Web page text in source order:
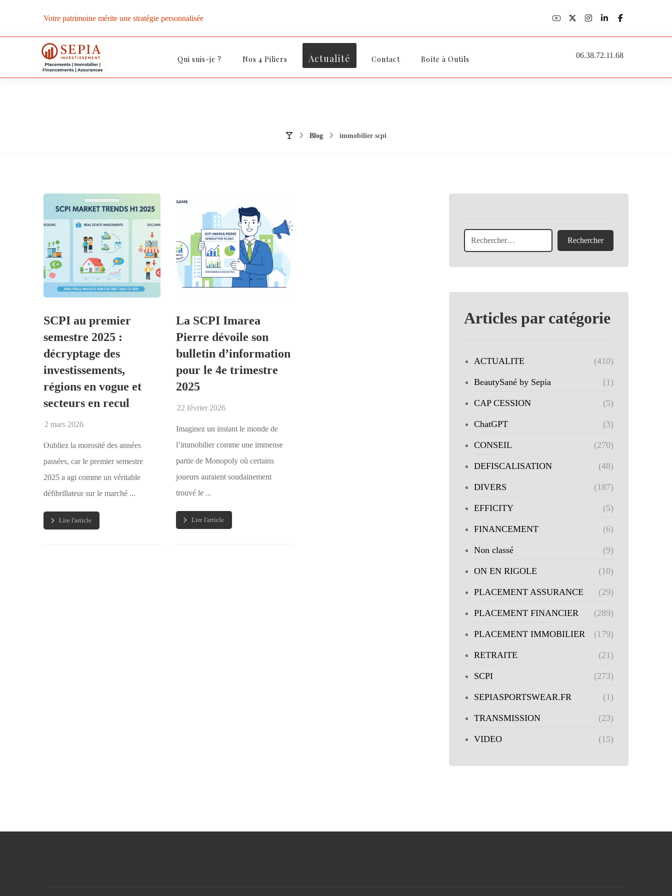
Votre patrimoine mérite une stratégie personnalisée
Qui suis-je ? Nos 4 Piliers Actualité Contact Boîte à Outils 06.38.72.11.68
Blog immobilier scpi
SCPI au premier
semestre 2025 :
décryptage des
investissements,
régions en vogue et
secteurs en recul
2 mars 2026
Oubliez la morosité des années
passées, car le premier semestre
2025 a agi comme un véritable
défibrillateur sur le marché ...
Lire l'article
La SCPI Imarea
Pierre dévoile son
bulletin d’information
pour le 4e trimestre
2025
22 février 2026
Imaginez un instant le monde de
l’immobilier comme une immense
partie de Monopoly où certains
joueurs auraient soudainement
trouvé le ...
Lire l'article
Articles par catégorie
ACTUALITE (410)
BeautySané by Sepia (1)
CAP CESSION (5)
ChatGPT (3)
CONSEIL (270)
DEFISCALISATION (48)
DIVERS (187)
EFFICITY (5)
FINANCEMENT (6)
Non classé (9)
ON EN RIGOLE (10)
PLACEMENT ASSURANCE (29)
PLACEMENT FINANCIER (289)
PLACEMENT IMMOBILIER (179)
RETRAITE (21)
SCPI (273)
SEPIASPORTSWEAR.FR (1)
TRANSMISSION (23)
VIDEO (15)